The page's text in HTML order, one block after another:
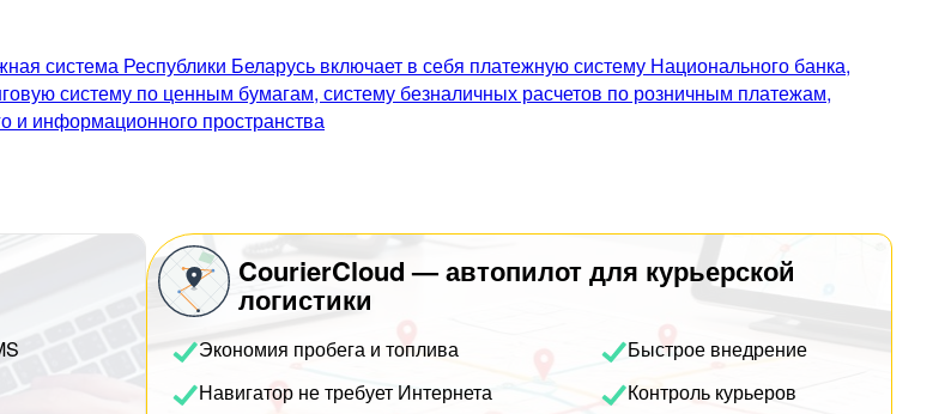
система Республики Беларусь включает в себя платежную систему Национального банка,
систему по ценным бумагам, систему безналичных расчетов по розничным платежам,
и информационного пространства
CourierCloud — автопилот для курьерской
логистики
Экономия пробега и топлива
Быстрое внедрение
Навигатор не требует Интернета
Контроль курьеров